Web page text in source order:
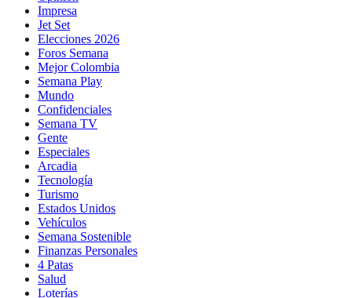
Impresa
Jet Set
Elecciones 2026
Foros Semana
Mejor Colombia
Semana Play
Mundo
Confidenciales
Semana TV
Gente
Especiales
Arcadia
Tecnología
Turismo
Estados Unidos
Vehículos
Semana Sostenible
Finanzas Personales
4 Patas
Salud
Loterías